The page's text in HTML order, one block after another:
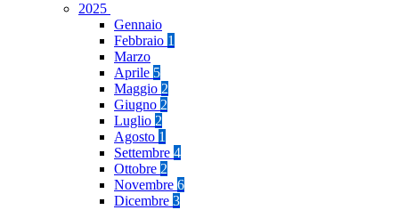
2025
Gennaio
Febbraio 1
Marzo
Aprile 5
Maggio 2
Giugno 2
Luglio 2
Agosto 1
Settembre 4
Ottobre 2
Novembre 6
Dicembre 3